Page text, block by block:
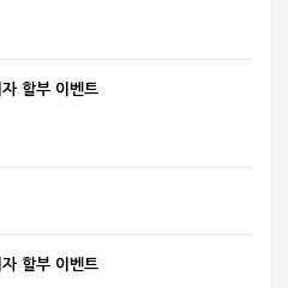
할부 이벤트
할부 이벤트